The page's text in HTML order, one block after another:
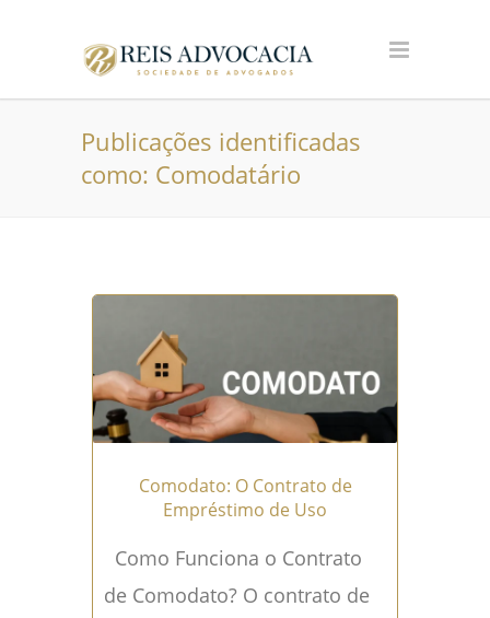
Publicações identificadas
como: Comodatário
Comodato: O Contrato de
Empréstimo de Uso
Como Funciona o Contrato
de Comodato? O contrato de